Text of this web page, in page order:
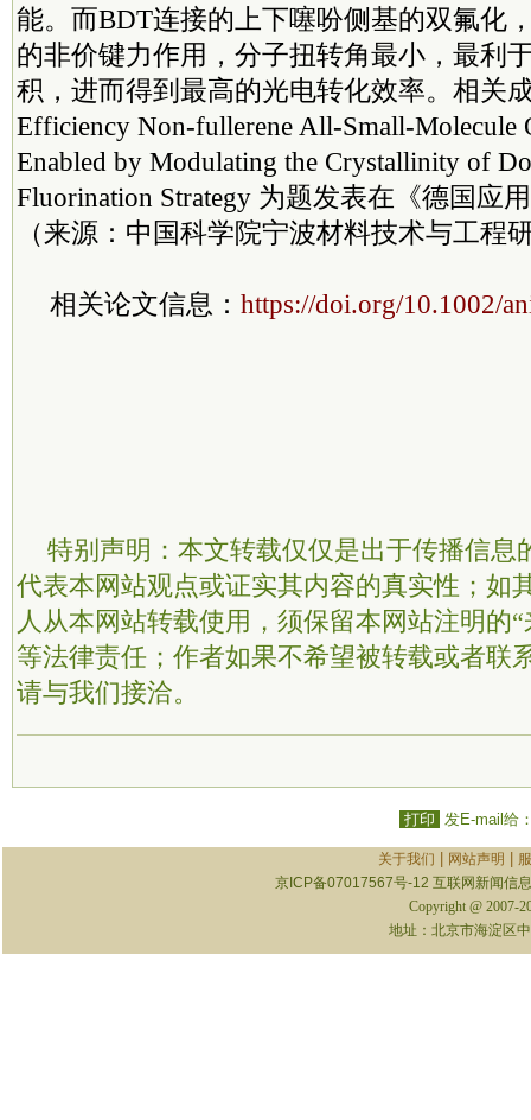
能。而BDT连接的上下噻吩侧基的双氟化
的非价键力作用，分子扭转角最小，最利
积，进而得到最高的光电转化效率。相关
Efficiency Non-fullerene All-Small-Molecule
Enabled by Modulating the Crystallinity of
Fluorination Strategy 为题发表在《德国应
（来源：中国科学院宁波材料技术与工程
相关论文信息： https://doi.org/10.1002/
特别声明：本文转载仅仅是出于传播信息
代表本网站观点或证实其内容的真实性；如
人从本网站转载使用，须保留本网站注明的
等法律责任；作者如果不希望被转载或者联
请与我们接洽。
打印 发E-mail给
关于我们 网站声明
京ICP备07017567号-12 互联网新闻信
Copyright @ 2007-
地址：北京市海淀区